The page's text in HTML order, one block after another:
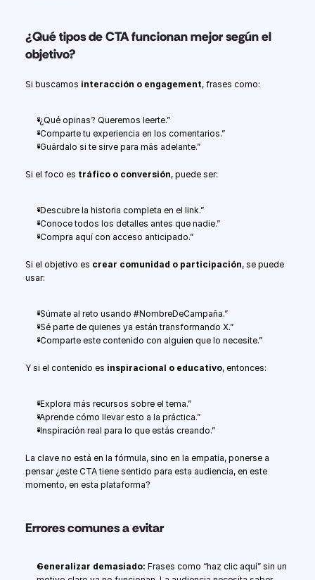
¿Qué tipos de CTA funcionan mejor según el
objetivo?
Si buscamos interacción o engagement, frases como:
“¿Qué opinas? Queremos leerte.”
“Comparte tu experiencia en los comentarios.”
“Guárdalo si te sirve para más adelante.”
Si el foco es tráfico o conversión, puede ser:
“Descubre la historia completa en el link.”
“Conoce todos los detalles antes que nadie.”
“Compra aquí con acceso anticipado.”
Si el objetivo es crear comunidad o participación, se puede
usar:
“Súmate al reto usando #NombreDeCampaña.”
“Sé parte de quienes ya están transformando X.”
“Comparte este contenido con alguien que lo necesite.”
Y si el contenido es inspiracional o educativo, entonces:
“Explora más recursos sobre el tema.”
“Aprende cómo llevar esto a la práctica.”
“Inspiración real para lo que estás creando.”
La clave no está en la fórmula, sino en la empatía, ponerse a
pensar ¿este CTA tiene sentido para esta audiencia, en este
momento, en esta plataforma?
Errores comunes a evitar
Generalizar demasiado: Frases como “haz clic aquí” sin un